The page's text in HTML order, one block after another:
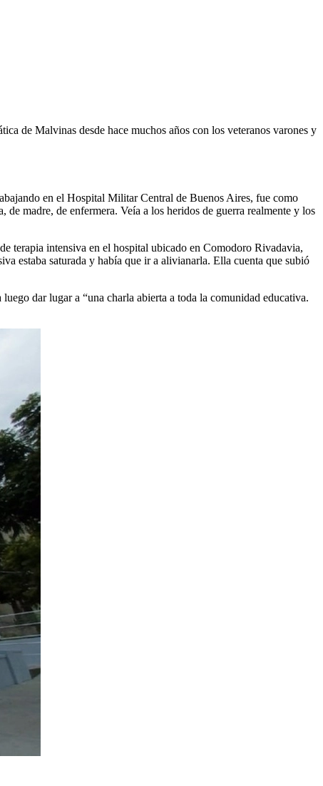
de Malvinas desde hace muchos años con los veteranos varones y
en el Hospital Militar Central de Buenos Aires, fue como
madre, de enfermera. Veía a los heridos de guerra realmente y los
terapia intensiva en el hospital ubicado en Comodoro Rivadavia,
estaba saturada y había que ir a alivianarla. Ella cuenta que subió
dar lugar a “una charla abierta a toda la comunidad educativa.